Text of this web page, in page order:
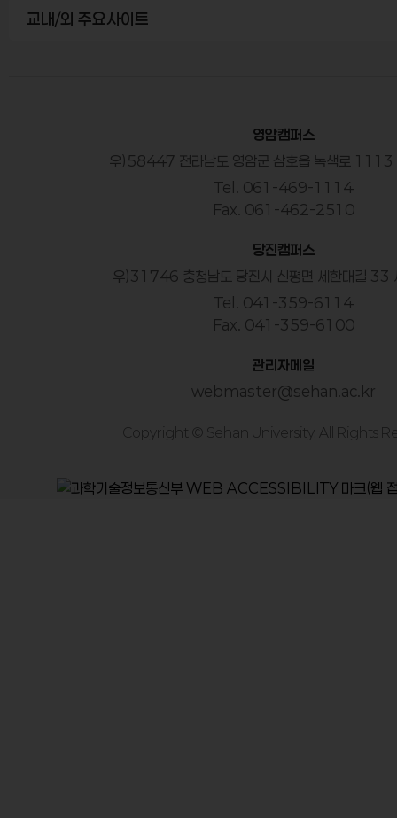
교내/외 주요사이트
영암캠퍼스
우)58447 전라남도 영암군 삼호읍 녹색로 1113
Tel. 061-469-1114
Fax. 061-462-2510
당진캠퍼스
우)31746 충청남도 당진시 신평면 세한대길 33
Tel. 041-359-6114
Fax. 041-359-6100
관리자메일
webmaster@sehan.ac.kr
Copyright © Sehan University. All Rights